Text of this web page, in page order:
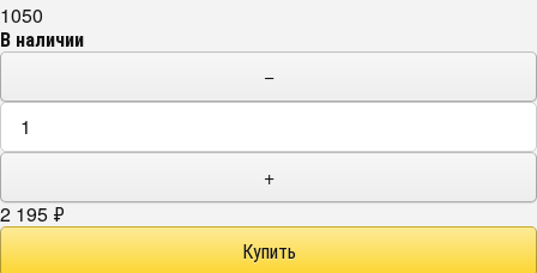
1050
В наличии
−
+
2 195 ₽